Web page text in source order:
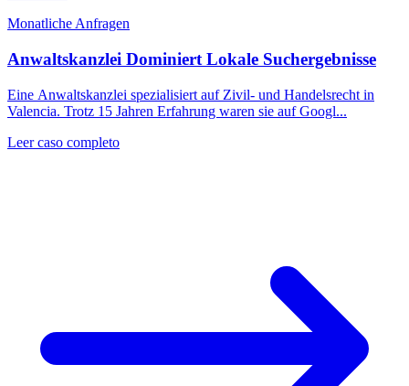
Monatliche Anfragen
Anwaltskanzlei Dominiert Lokale Suchergebnisse
Eine Anwaltskanzlei spezialisiert auf Zivil- und Handelsrecht in
Valencia. Trotz 15 Jahren Erfahrung waren sie auf Googl...
Leer caso completo